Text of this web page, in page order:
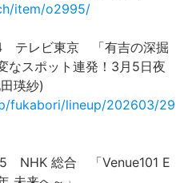
item/o2995/
テレビ東京 「有吉の深掘
スポット連発！3月5日夜
瑛紗)
fukabori/lineup/202603/29
NHK 総合 「Venue101 E